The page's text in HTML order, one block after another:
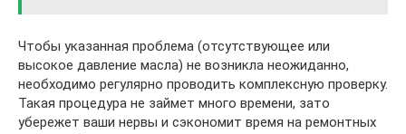
Чтобы указанная проблема (отсутствующее или
высокое давление масла) не возникла неожиданно,
необходимо регулярно проводить комплексную проверку.
Такая процедура не займет много времени, зато
убережет ваши нервы и сэкономит время на ремонтных